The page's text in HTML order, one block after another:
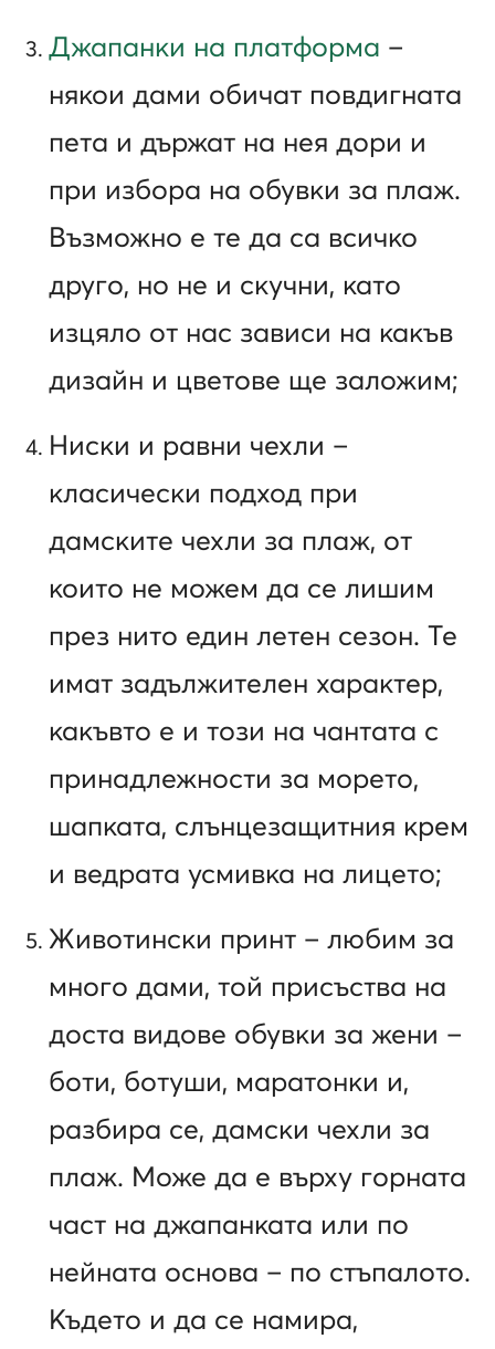
Джапанки на платформа –
някои дами обичат повдигната
пета и държат на нея дори и
при избора на обувки за плаж.
Възможно е те да са всичко
друго, но не и скучни, като
изцяло от нас зависи на какъв
дизайн и цветове ще заложим;
Ниски и равни чехли –
класически подход при
дамските чехли за плаж, от
които не можем да се лишим
през нито един летен сезон. Те
имат задължителен характер,
какъвто е и този на чантата с
принадлежности за морето,
шапката, слънцезащитния крем
и ведрата усмивка на лицето;
Животински принт – любим за
много дами, той присъства на
доста видове обувки за жени –
боти, ботуши, маратонки и,
разбира се, дамски чехли за
плаж. Може да е върху горната
част на джапанката или по
нейната основа – по стъпалото.
Където и да се намира,